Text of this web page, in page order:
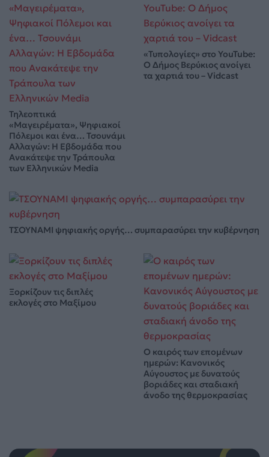
Τηλεοπτικά
«Μαγειρέματα», Ψηφιακοί
Πόλεμοι και ένα… Τσουνάμι
Αλλαγών: Η Εβδομάδα που
Ανακάτεψε την Τράπουλα
των Ελληνικών Media
«Τυπολογίες» στο YouTube:
Ο Δήμος Βερύκιος ανοίγει
τα χαρτιά του – Vidcast
ΤΣΟΥΝΑΜΙ ψηφιακής οργής… συμπαρασύρει την κυβέρνηση
Ξορκίζουν τις διπλές
εκλογές στο Μαξίμου
Ο καιρός των επομένων
ημερών: Κανονικός
Αύγουστος με δυνατούς
βοριάδες και σταδιακή
άνοδο της θερμοκρασίας